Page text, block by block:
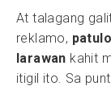
At talagang
reklamo,
larawan kahit
itigil ito. Sa